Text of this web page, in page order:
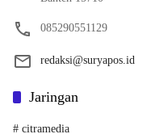
085290551129
redaksi@suryapos.id
Jaringan
# citramedia